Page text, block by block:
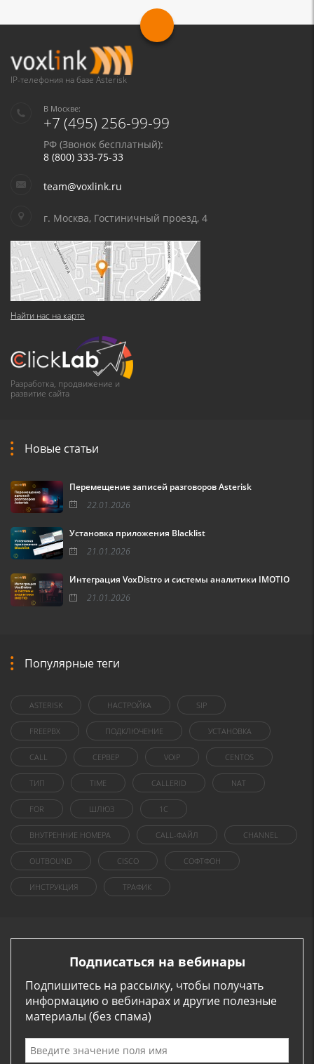
IP-телефония на базе Asterisk
В Москве:
+7 (495) 256-99-99
РФ (Звонок бесплатный):
8 (800) 333-75-33
team@voxlink.ru
г. Москва, Гостиничный проезд, 4
Найти нас на карте
Разработка, продвижение и
развитие сайта
Новые статьи
Перемещение записей разговоров Asterisk
22.01.2026
Установка приложения Blacklist
21.01.2026
Интеграция VoxDistro и системы аналитики IMOTIO
21.01.2026
Популярные теги
ASTERISK НАСТРОЙКА SIP
FREEPBX ПОДКЛЮЧЕНИЕ УСТАНОВКА
CALL СЕРВЕР VOIP CENTOS
ТИП TIME CALLERID NAT
FOR ШЛЮЗ 1C
ВНУТРЕННИЕ НОМЕРА CALL-ФАЙЛ CHANNEL
OUTBOUND CISCO СОФТФОН
ИНСТРУКЦИЯ ТРАФИК
Подписаться на вебинары
Подпишитесь на рассылку, чтобы получать
информацию о вебинарах и другие полезные
материалы (без спама)